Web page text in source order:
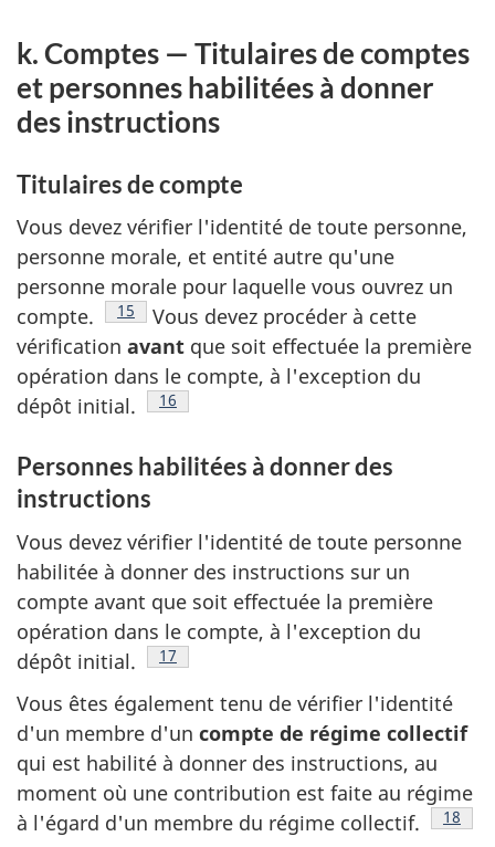
k. Comptes — Titulaires de comptes
et personnes habilitées à donner
des instructions
Titulaires de compte
Vous devez vérifier l'identité de toute personne,
personne morale, et entité autre qu'une
personne morale pour laquelle vous ouvrez un
compte.
Note de bas de page
15
Vous devez procéder à cette
vérification avant que soit effectuée la première
opération dans le compte, à l'exception du
dépôt initial.
Note de bas de page
16
Personnes habilitées à donner des
instructions
Vous devez vérifier l'identité de toute personne
habilitée à donner des instructions sur un
compte avant que soit effectuée la première
opération dans le compte, à l'exception du
dépôt initial.
Note de bas de page
17
Vous êtes également tenu de vérifier l'identité
d'un membre d'un compte de régime collectif
qui est habilité à donner des instructions, au
moment où une contribution est faite au régime
à l'égard d'un membre du régime collectif.
Note
18